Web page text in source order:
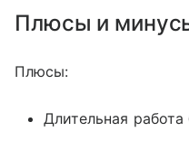
Плюсы и
Плюсы:
Длительная работа